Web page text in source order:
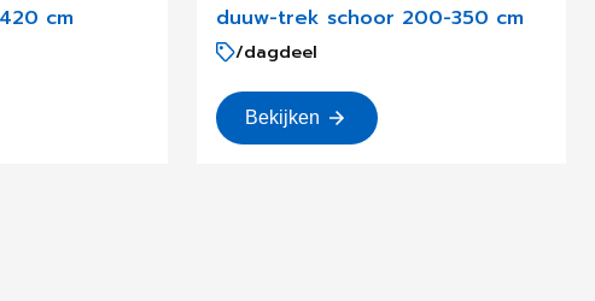
cm duuw-trek schoor 200-350 cm
/dagdeel
Bekijken